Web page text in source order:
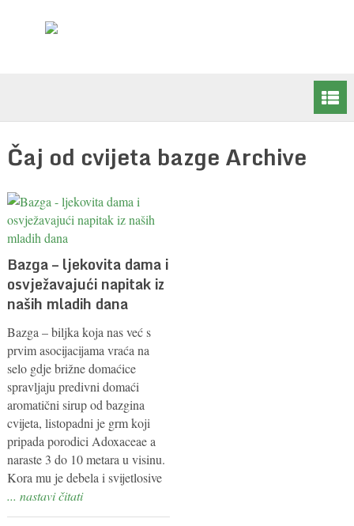
Čaj od cvijeta bazge Archive
Bazga – ljekovita dama i
osvježavajući napitak iz
naših mladih dana
Bazga – biljka koja nas već s
prvim asocijacijama vraća na
selo gdje brižne domaćice
spravljaju predivni domaći
aromatični sirup od bazgina
cvijeta, listopadni je grm koji
pripada porodici Adoxaceae a
naraste 3 do 10 metara u visinu.
Kora mu je debela i svijetlosive
... nastavi čitati